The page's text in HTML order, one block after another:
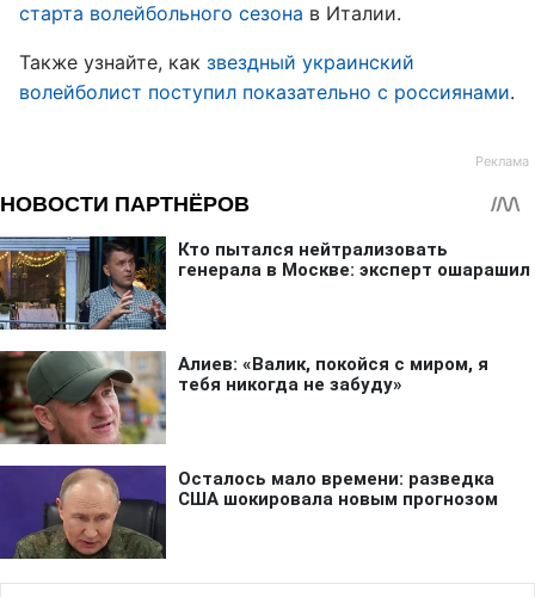
старта волейбольного сезона в Италии.
Также узнайте, как звездный украинский
волейболист поступил показательно с россиянами.